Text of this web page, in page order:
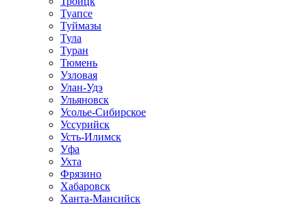
Туапсе
Туймазы
Тула
Туран
Тюмень
Узловая
Улан-Удэ
Ульяновск
Усолье-Сибирское
Уссурийск
Усть-Илимск
Уфа
Ухта
Фрязино
Хабаровск
Ханта-Мансийск